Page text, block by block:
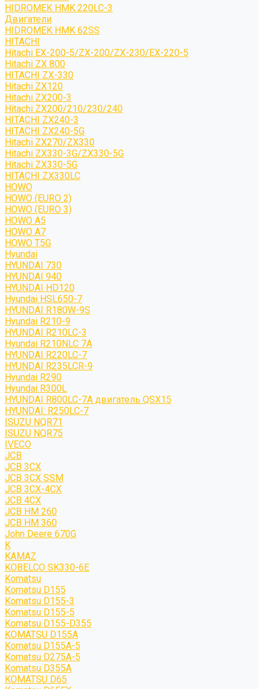
HIDROMEK HMK 220LC-3
Двигатели
HIDROMEK HMK 62SS
HITACHI
Hitachi EX-200-5/ZX-200/ZX-230/EX-220-5
Hitachi ZX 800
HITACHI ZX-330
Hitachi ZX120
Hitachi ZX200-3
Hitachi ZX200/210/230/240
HITACHI ZX240-3
HITACHI ZX240-5G
Hitachi ZX270/ZX330
Hitachi ZX330-3G/ZX330-5G
Hitachi ZX330-5G
HITACHI ZX330LC
HOWO
HOWO (EURO 2)
HOWO (EURO 3)
HOWO A5
HOWO A7
HOWO T5G
Hyundai
HYUNDAI 730
HYUNDAI 940
HYUNDAI HD120
Hyundai HSL650-7
HYUNDAI R180W-9S
Hyundai R210-9
HYUNDAI R210LC-3
Hyundai R210NLC 7A
HYUNDAI R220LC-7
HYUNDAI R235LCR-9
Hyundai R290
Hyundai R300L
HYUNDAI R800LC-7A двигатель QSX15
HYUNDAI: R250LC-7
ISUZU NQR71
ISUZU NQR75
IVECO
JCB
JCB 3CX
JCB 3CX SSM
JCB 3CX-4CX
JCB 4CX
JCB HM 260
JCB HM 360
John Deere 670G
K
KAMAZ
KOBELCO SK330-6E
Komatsu
Komatsu D155
Komatsu D155-3
Komatsu D155-5
Komatsu D155-D355
KOMATSU D155A
Komatsu D155A-5
Komatsu D275A-5
Komatsu D355A
KOMATSU D65